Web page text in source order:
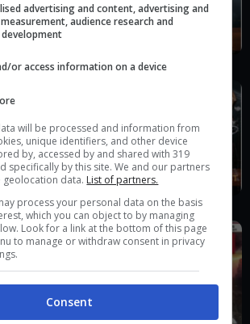
advertising and content, advertising and
audience research and
development
or access information on a device
will be processed and information from
unique identifiers, and other device
by, accessed by and shared with 319
specifically by this site. We and our partners
geolocation data. List of partners.
process your personal data on the basis
which you can object to by managing
Look for a link at the bottom of this page
to manage or withdraw consent in privacy
Consent